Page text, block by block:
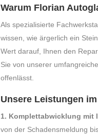
Warum Florian
Als spezialisierte
wissen, wie ärgerlich ein
Wert darauf, Ihnen den
Sie von unserer
offenlässt.
Unsere Leistungen
1. Komplettabwicklung mit
von der Schadensmeldung